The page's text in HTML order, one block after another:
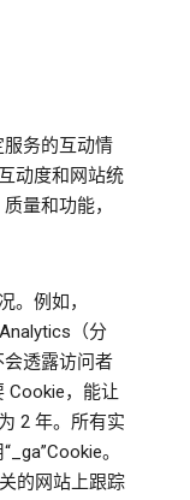
务的互动情
动度和网站统
量和功能，
。例如，
（分
透露访问者
Cookie，能让
2 年。所有实
。
的网站上跟踪